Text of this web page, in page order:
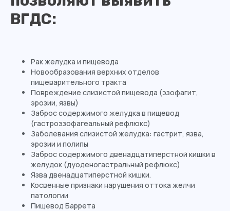
ВГДС:
Рак желудка и пищевода
Новообразования верхних отделов
пищеварительного тракта
Повреждение слизистой пищевода (эзофагит,
эрозии, язвы)
Заброс содержимого желудка в пищевод
(гастроэзофагеальный рефлюкс)
Заболевания слизистой желудка: гастрит, язва,
эрозии и полипы
Заброс содержимого двенадцатиперстной кишки в
желудок (дуоденогастральный рефлюкс)
Язва двенадцатиперстной кишки.
Косвенные признаки нарушения оттока желчи
патологии
Пищевод Баррета